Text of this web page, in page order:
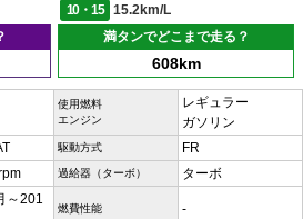
10・15
15.2km/L
満タンでどこまで走る？
608km
使用燃料
エンジン
レギュラー
ガソリン
駆動方式 FR
過給器（ターボ） ターボ
～201
燃費性能 -